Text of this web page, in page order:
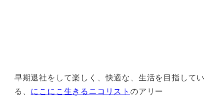
早期退社をして楽しく、快適な、生活を目指してい
る、 にこにこ生きるニコリストのアリー